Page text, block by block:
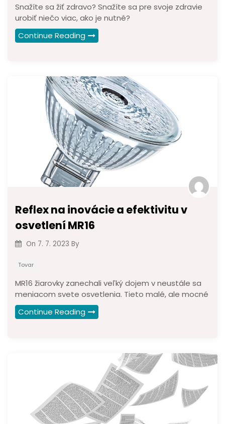
Snažíte sa žiť zdravo? Snažíte sa pre svoje zdravie
urobiť niečo viac, ako je nutné?
Continue Reading
Reflex na inovácie a efektivitu v
osvetlení MR16
On 7. 7. 2023 By
Tovar
MR16 žiarovky zanechali veľký dojem v neustále sa
meniacom svete osvetlenia. Tieto malé, ale mocné
Continue Reading